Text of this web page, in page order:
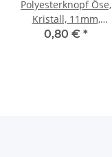
Polyesterknopf Öse,
Kristall, 11mm,
transparent
0,80 € *